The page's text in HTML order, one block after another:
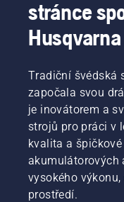
prodlužuje
životnost
lišty
a řetězu.
pokynů
v tomto
krátkém
videu se
dozvíte,
jak
zkontrolovat,
zda
systém
dva
oleje,
oba
v
stránce
Tradiční švédská
započala svou
je inovátorem a
strojů pro práci v
kvalita a
akumulátorových
vysokého
prostředí.